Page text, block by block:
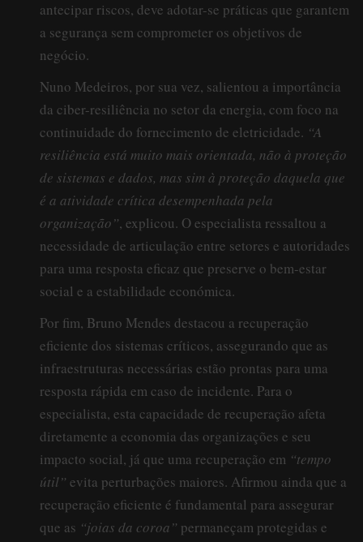
antecipar riscos, deve adotar-se práticas que garantem
a segurança sem comprometer os objetivos de
negócio.
Nuno Medeiros, por sua vez, salientou a importância
da ciber-resiliência no setor da energia, com foco na
continuidade do fornecimento de eletricidade. “A
resiliência está muito mais orientada, não à proteção
de sistemas e dados, mas sim à proteção daquela que
é a atividade crítica desempenhada pela
organização”, explicou. O especialista ressaltou a
necessidade de articulação entre setores e autoridades
para uma resposta eficaz que preserve o bem-estar
social e a estabilidade económica.
Por fim, Bruno Mendes destacou a recuperação
eficiente dos sistemas críticos, assegurando que as
infraestruturas necessárias estão prontas para uma
resposta rápida em caso de incidente. Para o
especialista, esta capacidade de recuperação afeta
diretamente a economia das organizações e seu
impacto social, já que uma recuperação em “tempo
útil” evita perturbações maiores. Afirmou ainda que a
recuperação eficiente é fundamental para assegurar
que as “joias da coroa” permaneçam protegidas e